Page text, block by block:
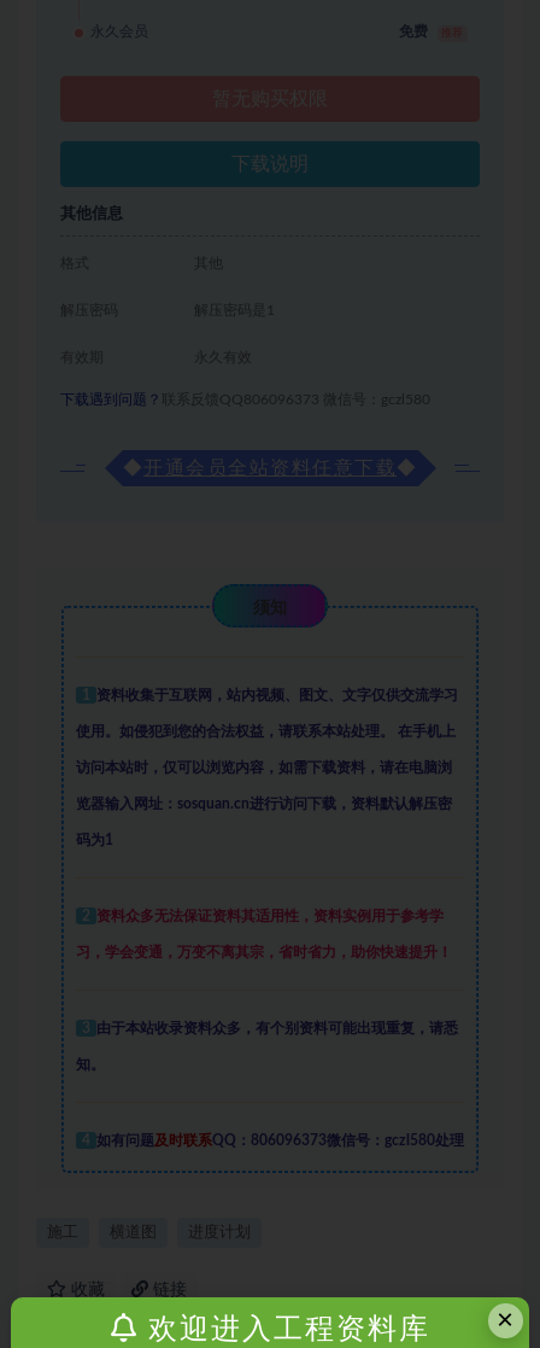
永久会员 免费
下载说明
其他信息
格式 其他
解压密码是1
有效期 永久有效
下载遇到问题？ 联系反馈QQ806096373 微信号：gczl580
◆ 开通会员全站资料任意下载◆
须知
1 资料收集于互联网 ， 站内视频、图文、文字仅供交流学习
使用。如侵犯到您的合法权益，请联系本站处理。 在手机上
访问本站时，仅可以浏览内容，如需下载资料，请在电脑浏
览器输入网址：sosquan.cn进行访问下载， 资料默认解压密
码为1
2 资料众多无法保证资料其适用性，资料实例 用于参考学
习，学会变通，万变不离其宗，省时省力，助你快速提升！
3 由于本站收录资料众多，有个别资料可能出现重复，请悉
知。
4 如有问题 及时联系QQ：806096373微信号：gczl580处理
施工 横道图 进度计划
收藏 链接
×
欢迎进入工程资料库